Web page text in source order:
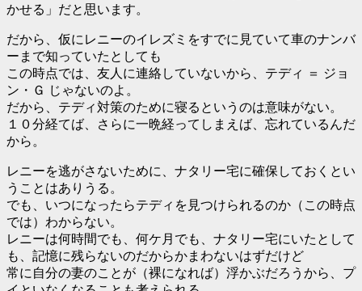
かせる」だと思います。
だから、仮にレニーのイレズミをすでに見ていて車のナンバ
ーまで知っていたとしても
この時点では、友人に連絡していないから、テディ ＝ ジョ
ン・Ｇ じゃないのよ。
だから、テディ対策のために寝るというのは意味がない。
１０分経てば、さらに一晩経ってしまえば、忘れているんだ
から。
レニーを逃がさないために、ナタリー宅に確保しておくとい
うことはありうる。
でも、いつになったらテディを見つけられるのか（この時点
では）わからない。
レニーは何時間でも、何ケ月でも、ナタリー宅にいたとして
も、記憶に残らないのだからかまわないはずだけど
常に自分の妻のことが（裸になれば）浮かぶだろうから、プ